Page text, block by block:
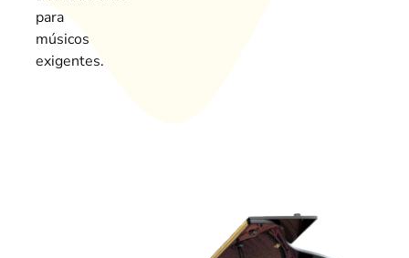
para
músicos
exigentes.